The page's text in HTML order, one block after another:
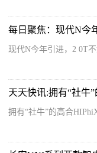
现代N今年引进，2 0T
拥有“社牛”的高合